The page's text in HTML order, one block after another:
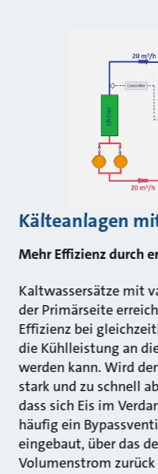
Kälteanlagen
Mehr Effizienz durch
Kaltwassersätze mit
der Primärseite
Effizienz bei
die Kühlleistung an
werden kann. Wird
stark und zu schnell
dass sich Eis im
häufig ein
eingebaut, über das
Volumenstrom